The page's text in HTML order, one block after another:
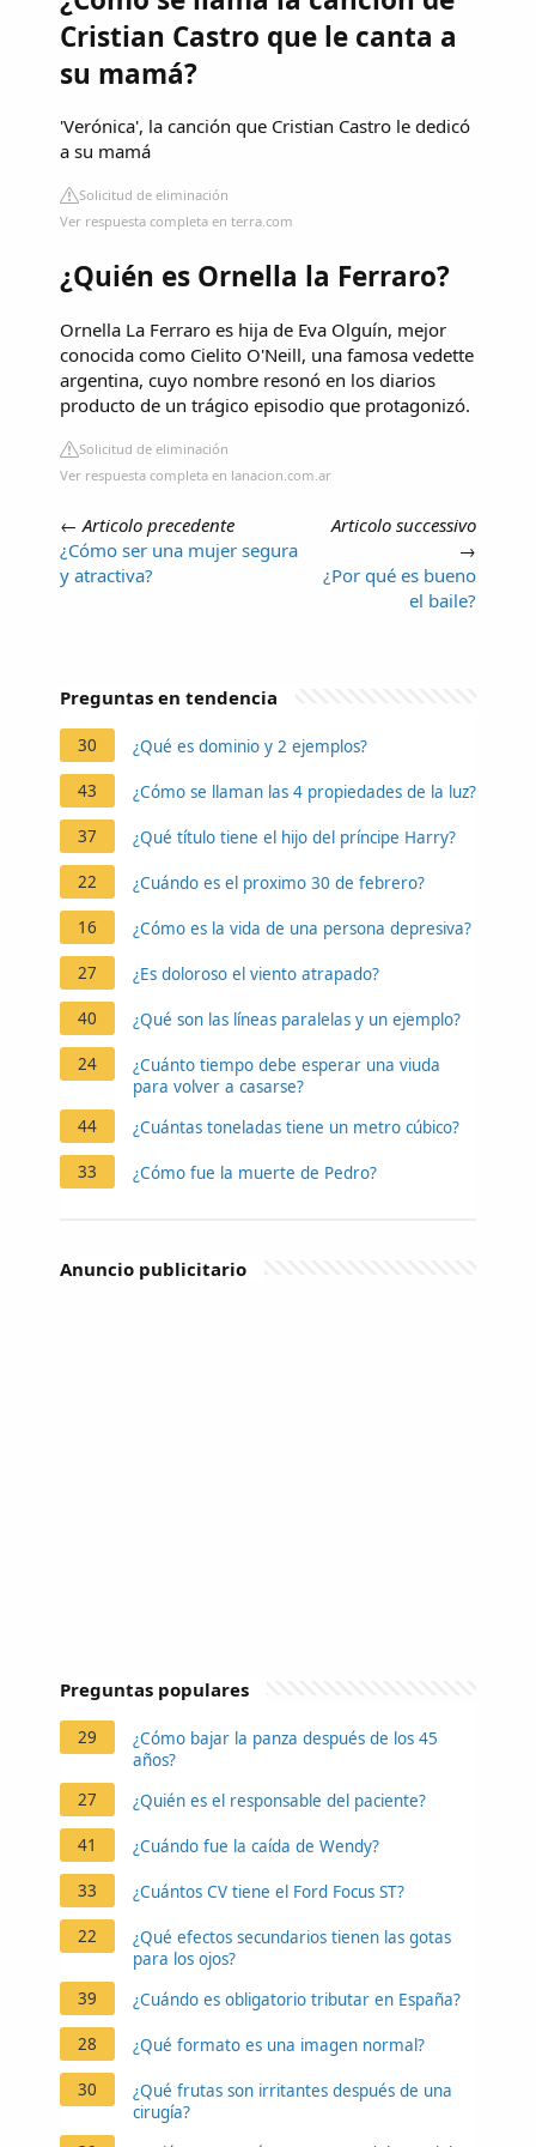
Cristian Castro que le canta a
su mamá?
'Verónica', la canción que Cristian Castro le dedicó
a su mamá
Solicitud de eliminación
Ver respuesta completa en terra.com
¿Quién es Ornella la Ferraro?
Ornella La Ferraro es hija de Eva Olguín, mejor
conocida como Cielito O'Neill, una famosa vedette
argentina, cuyo nombre resonó en los diarios
producto de un trágico episodio que protagonizó.
Solicitud de eliminación
Ver respuesta completa en lanacion.com.ar
← Articolo precedente
¿Cómo ser una mujer segura
y atractiva?
Articolo successivo
→
¿Por qué es bueno
el baile?
Preguntas en tendencia
30 ¿Qué es dominio y 2 ejemplos?
43 ¿Cómo se llaman las 4 propiedades de la luz?
37 ¿Qué título tiene el hijo del príncipe Harry?
22 ¿Cuándo es el proximo 30 de febrero?
16 ¿Cómo es la vida de una persona depresiva?
27 ¿Es doloroso el viento atrapado?
40 ¿Qué son las líneas paralelas y un ejemplo?
24
¿Cuánto tiempo debe esperar una viuda
para volver a casarse?
44
¿Cuántas toneladas tiene un metro cúbico?
33 ¿Cómo fue la muerte de Pedro?
Anuncio publicitario
Preguntas populares
29
¿Cómo bajar la panza después de los 45
años?
27
¿Quién es el responsable del paciente?
41 ¿Cuándo fue la caída de Wendy?
33 ¿Cuántos CV tiene el Ford Focus ST?
22
¿Qué efectos secundarios tienen las gotas
para los ojos?
39
¿Cuándo es obligatorio tributar en España?
28 ¿Qué formato es una imagen normal?
30
¿Qué frutas son irritantes después de una
cirugía?